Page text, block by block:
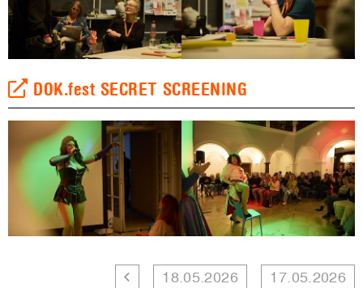
DOK.fest SECRET SCREENING
18.05.2026 17.05.2026